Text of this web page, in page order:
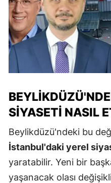
SIYASETI NASIL
Beylikdüzü'ndeki bu
İstanbul'daki yerel
yaratabilir. Yeni bir
yaşanacak olası